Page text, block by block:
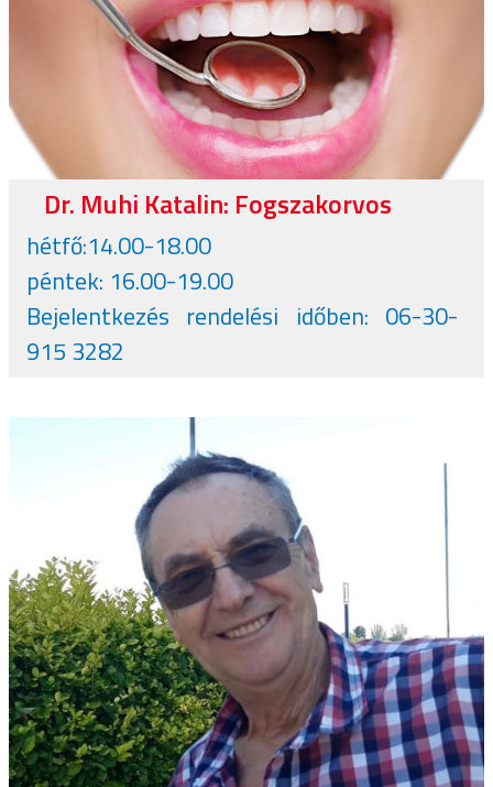
Dr. Muhi Katalin: Fogszakorvos
hétfő:14.00-18.00
péntek: 16.00-19.00
Bejelentkezés rendelési időben: 06-30-
915 3282